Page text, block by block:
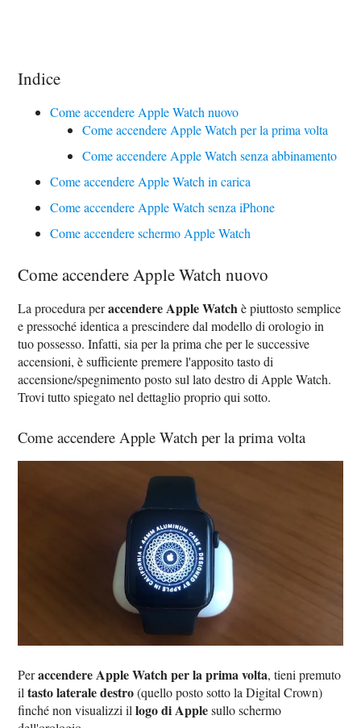
Indice
Come accendere Apple Watch nuovo
Come accendere Apple Watch per la prima volta
Come accendere Apple Watch senza abbinamento
Come accendere Apple Watch in carica
Come accendere Apple Watch senza iPhone
Come accendere schermo Apple Watch
Come accendere Apple Watch nuovo
La procedura peraccendere Apple Watchè piuttosto semplice
e pressoché identica a prescindere dal modello di orologio in
tuo possesso. Infatti, sia per la prima che per le successive
accensioni, è sufficiente premere l'apposito tasto di
accensione/spegnimento posto sul lato destro di Apple Watch.
Trovi tutto spiegato nel dettaglio proprio qui sotto.
Come accendere Apple Watch per la prima volta
Peraccendere Apple Watch per la prima volta, tieni premuto
iltasto laterale destro(quello posto sotto la Digital Crown)
finché non visualizzi illogo di Applesullo schermo